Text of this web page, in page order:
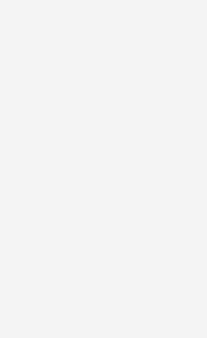
die nordrhein-westfälischen SHK-
eine regionale Beteiligung an der
zum Start der
und zu entscheiden. „Das Interesse
haben bereits elf Innungen Plakat- und
und weitere 27 Innungen
bzw. in der konkreten
der Verbraucherkampagne werden
Straßen Nordrhein-Westfalens für
Natascha Daams, Pressesprecherin
Heizung Klima Köln. Sie vertritt
als 3000 Beschäftigte. Hier startete
am 10. Oktober.
Variante des Kampagnenportals: